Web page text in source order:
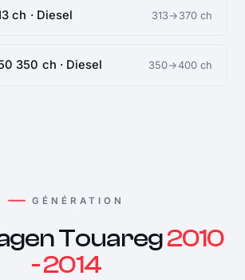
ch · Diesel 313→370 ch
350 ch · Diesel 350→400 ch
GÉNÉRATION
Touareg2010
- 2014